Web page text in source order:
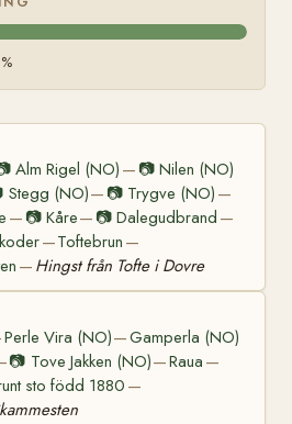
Alm Rigel (NO) — 📷 Nilen (NO)
Stegg (NO)— 📷 Trygve (NO) —
— 📷 Kåre— 📷 Dalegudbrand —
—Toftebrun —
— Hingst från Tofte i Dovre
Perle Vira (NO)—Gamperla (NO)
📷 Tove Jakken (NO)—Raua —
sto född 1880 —